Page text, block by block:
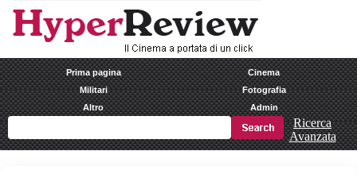
Prima pagina
Cinema
Militari
Fotografia
Altro
Admin
Ricerca
Avanzata